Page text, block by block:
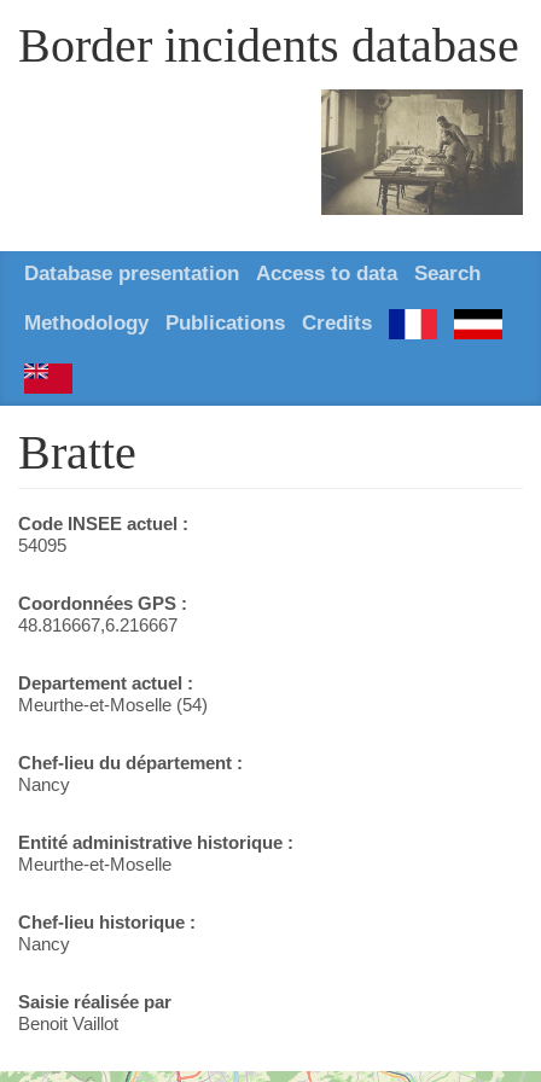
Border incidents database
Database presentation Access to data Search
Methodology Publications Credits
Bratte
Code INSEE actuel :
54095
Coordonnées GPS :
48.816667,6.216667
Departement actuel :
Meurthe-et-Moselle (54)
Chef-lieu du département :
Nancy
Entité administrative historique :
Meurthe-et-Moselle
Chef-lieu historique :
Nancy
Saisie réalisée par
Benoit Vaillot